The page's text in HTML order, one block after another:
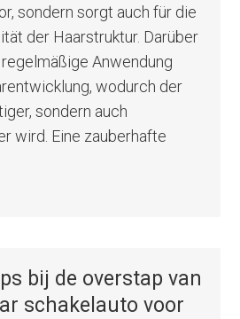
sondern sorgt auch für die
der Haarstruktur. Darüber
Anwendung
wodurch der
sondern auch
wird. Eine zauberhafte
bij de overstap van
schakelauto voor